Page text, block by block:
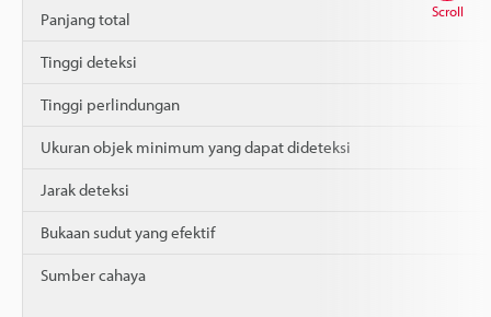
Panjang total
Tinggi deteksi
Tinggi perlindungan
Ukuran objek minimum yang dapat dideteksi
Jarak deteksi
Bukaan sudut yang efektif
Sumber cahaya
Scroll